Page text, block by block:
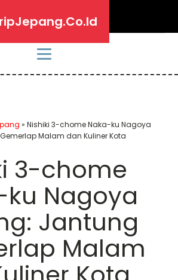
» Nishiki 3-chome Naka-ku Nagoya
Malam dan Kuliner Kota
3-chome
Nagoya
Jantung
Malam